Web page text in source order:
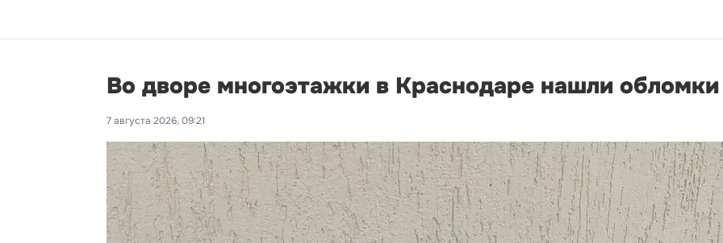
Во дворе многоэтажки в Краснодаре нашли
7 августа 2026, 09:21